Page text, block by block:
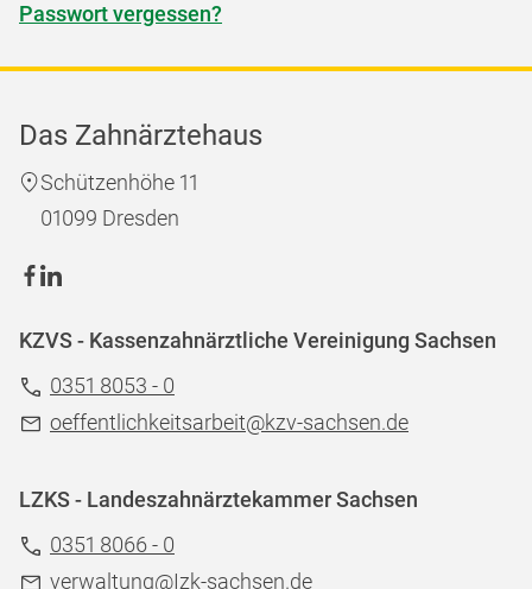
Passwort vergessen?
Das Zahnärztehaus
Schützenhöhe 11
01099 Dresden
KZVS - Kassenzahnärztliche Vereinigung Sachsen
0351 8053 - 0
oeffentlichkeitsarbeit@kzv-sachsen.de
LZKS - Landeszahnärztekammer Sachsen
0351 8066 - 0
verwaltung@Izk-sachsen.de